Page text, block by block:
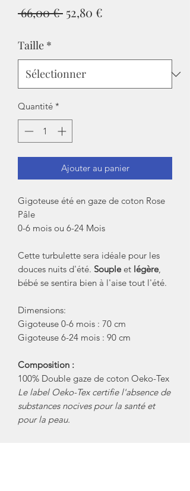
66,00 € Prix
52,80 €
Taille *
Quantité *
Ajouter au panier
Gigoteuse été en gaze de coton Rose
Pâle
0-6 mois ou 6-24 Mois
Cette turbulette sera idéale pour les
douces nuits d'été. Soupleet légère,
bébé se sentira bien à l'aise tout l'été.
Dimensions:
Gigoteuse 0-6 mois : 70 cm
Gigoteuse 6-24 mois : 90 cm
Composition :
100% Double gaze de coton Oeko-Tex
Le label Oeko-Tex certifie l'absence de
substances nocives pour la santé et
pour la peau.